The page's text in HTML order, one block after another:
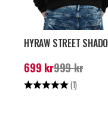
Nuværende pris:
kr Tidligere pris
699 kr999 kr
Vurdering: (1)